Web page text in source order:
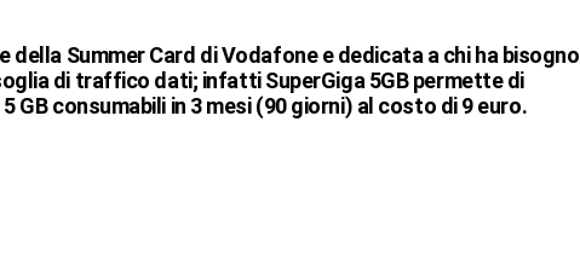
della Summer Card di Vodafone e dedicata a chi ha bisogno
di traffico dati; infatti SuperGiga 5GB permette di
GB consumabili in 3 mesi (90 giorni) al costo di 9 euro.